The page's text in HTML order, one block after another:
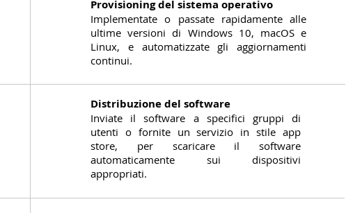
Provisioning del sistema operativo
Implementate o passate rapidamente alle
ultime versioni di Windows 10, macOS e
Linux, e automatizzate gli aggiornamenti
continui.
Distribuzione del software
Inviate il software a specifici gruppi di
utenti o fornite un servizio in stile app
store, per scaricare il software
automaticamente sui dispositivi
appropriati.